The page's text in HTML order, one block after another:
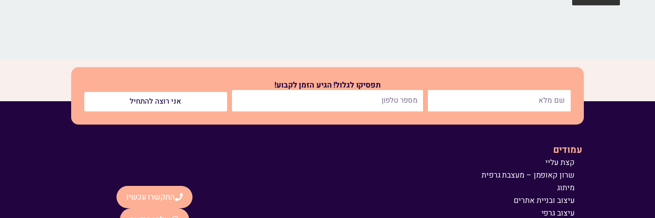
תפסיקו לגלול! הגיע הזמן לקבוע!
אני רוצה להתחיל
עמודים
קצת עליי
שרון קאופמן – מעצבת גרפית
מיתוג
עיצוב ובניית אתרים
עיצוב גרפי
התקשרו עכשיו